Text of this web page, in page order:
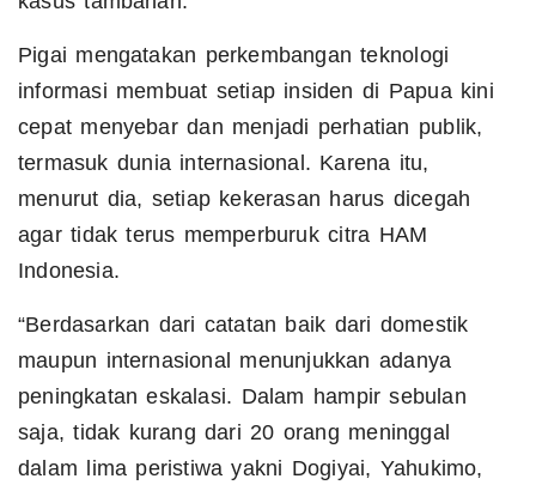
Pigai mengatakan perkembangan teknologi
informasi membuat setiap insiden di Papua kini
cepat menyebar dan menjadi perhatian publik,
termasuk dunia internasional. Karena itu,
menurut dia, setiap kekerasan harus dicegah
agar tidak terus memperburuk citra HAM
Indonesia.
“Berdasarkan dari catatan baik dari domestik
maupun internasional menunjukkan adanya
peningkatan eskalasi. Dalam hampir sebulan
saja, tidak kurang dari 20 orang meninggal
dalam lima peristiwa yakni Dogiyai, Yahukimo,